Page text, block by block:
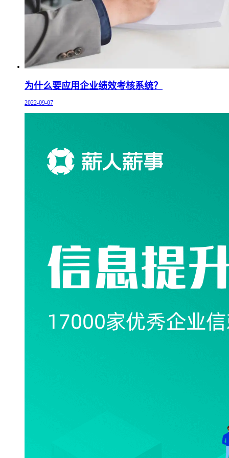
为什么要应用企业绩效考核系统？
2022-09-07